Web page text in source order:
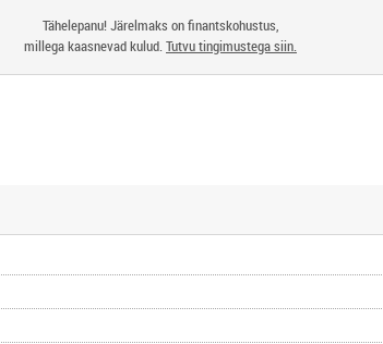
Tähelepanu! Järelmaks on finantskohustus,
millega kaasnevad kulud.Tutvu tingimustega siin.